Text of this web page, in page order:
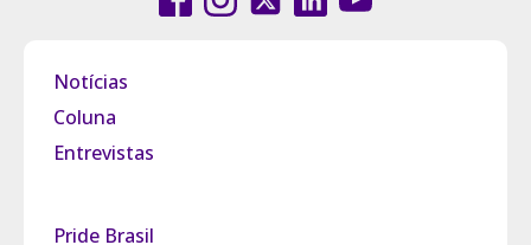
Notícias
Coluna
Entrevistas
Pride Brasil